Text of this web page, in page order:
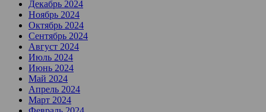
Декабрь 2024
Ноябрь 2024
Октябрь 2024
Сентябрь 2024
Август 2024
Июль 2024
Июнь 2024
Май 2024
Апрель 2024
Март 2024